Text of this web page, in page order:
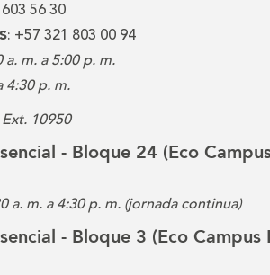
56 30
: +57 321 803 00 94
a. m. a 5:00 p. m.
4:30 p. m.
10950
- Bloque 24 (Eco
a. m. a 4:30 p. m. (jornada continua)
- Bloque 3 (Eco Campus